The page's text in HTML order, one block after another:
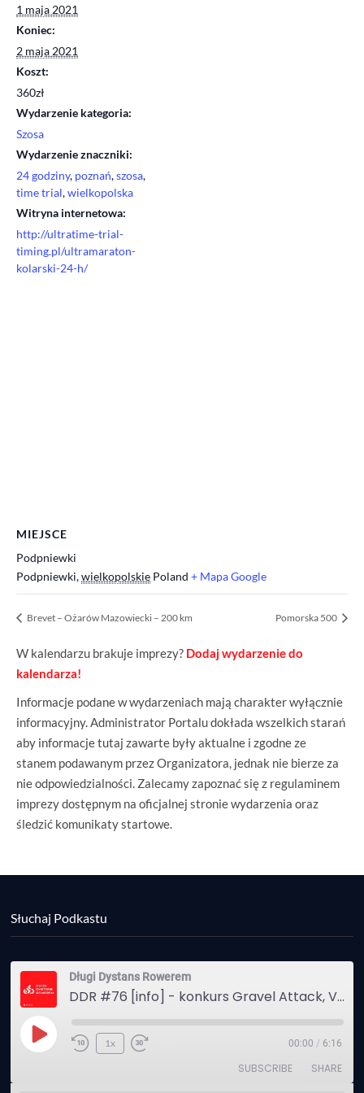
1 maja 2021
Koniec:
2 maja 2021
Koszt:
360zł
Wydarzenie kategoria:
Szosa
Wydarzenie znaczniki:
24 godziny, poznań,szosa,
time trial,wielkopolska
Witryna internetowa:
http://ultratime-trial-
timing.pl/ultramaraton-
kolarski-24-h/
MIEJSCE
Podpniewki
Podpniewki,wielkopolskie Poland + Mapa Google
Brevet – Ożarów Mazowiecki – 200 km Pomorska 500
W kalendarzu brakuje imprezy? Dodaj wydarzenie do
kalendarza!
Informacje podane w wydarzeniach mają charakter wyłącznie
informacyjny. Administrator Portalu dokłada wszelkich starań
aby informacje tutaj zawarte były aktualne i zgodne ze
stanem podawanym przez Organizatora, jednak nie bierze za
nie odpowiedzialności. Zalecamy zapoznać się z regulaminem
imprezy dostępnym na oficjalnej stronie wydarzenia oraz
śledzić komunikaty startowe.
Słuchaj Podkastu
Długi Dystans Rowerem
DDR #76 [info] - konkurs Gravel Attack, Varmia Gravel, Bike Expo, Inspire India Ultra Race
Play
1x 00:00 / 6:16
SUBSCRIBE SHARE